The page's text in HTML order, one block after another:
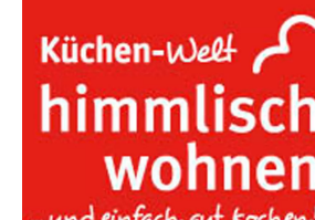
Online Shops
Essen bestellen
Lieferdienste